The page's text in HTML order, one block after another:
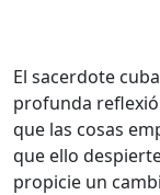
El sacerdote
profunda
que las cosas
que ello
propicie un